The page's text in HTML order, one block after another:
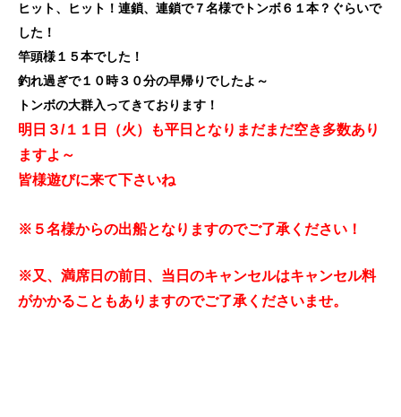
ヒット、ヒット！連鎖、連鎖で７名様でトンボ６１本？ぐらいで
した！
竿頭様１５本でした！
釣れ過ぎで１０時３０分の早帰りでしたよ～
トンボの大群入ってきております！
明日３/１１日（火）も平日となりまだまだ空き多数あり
ますよ～
皆様遊びに来て下さいね
※５名様からの出船となりますのでご了承ください！
※又、満席日の前日、当日のキャンセルはキャンセル料
がかかることもありますのでご了承くださいませ。